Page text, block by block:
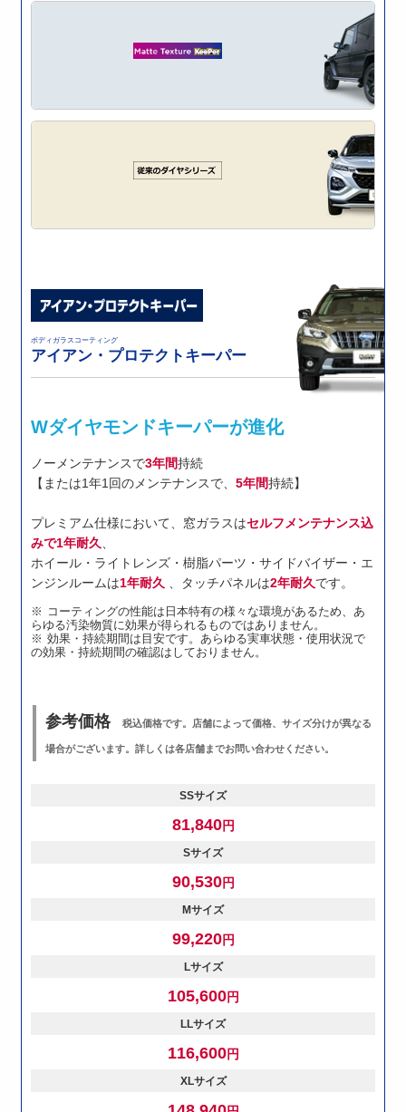
ボディガラスコーティング
アイアン・プロテクトキーパー
Wダイヤモンドキーパーが進化
ノーメンテナンスで3年間持続
【または1年1回のメンテナンスで、5年間持続】
プレミアム仕様において、窓ガラスはセルフメンテナンス込
みで1年耐久、
ホイール・ライトレンズ・樹脂パーツ・サイドバイザー・エ
ンジンルームは1年耐久 、タッチパネルは2年耐久です。
コーティングの性能は日本特有の様々な環境があるため、あ
らゆる汚染物質に効果が得られるものではありません。
効果・持続期間は目安です。あらゆる実車状態・使用状況で
の効果・持続期間の確認はしておりません。
参考価格 税込価格です。店舗によって価格、サイズ分けが異なる
場合がございます。詳しくは各店舗までお問い合わせください。
SSサイズ
81,840円
Sサイズ
90,530円
Mサイズ
99,220円
Lサイズ
105,600円
LLサイズ
116,600円
XLサイズ